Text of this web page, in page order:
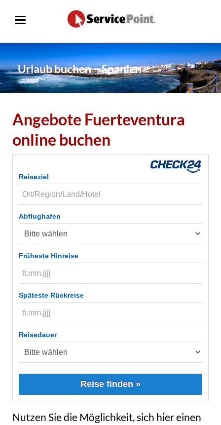
Urlaub buchen – Spanien
Angebote Fuerteventura
online buchen
Reiseziel
Abflughafen
Früheste Hinreise
Späteste Rückreise
Reisedauer
Reise finden »
Nutzen Sie die Möglichkeit, sich hier einen